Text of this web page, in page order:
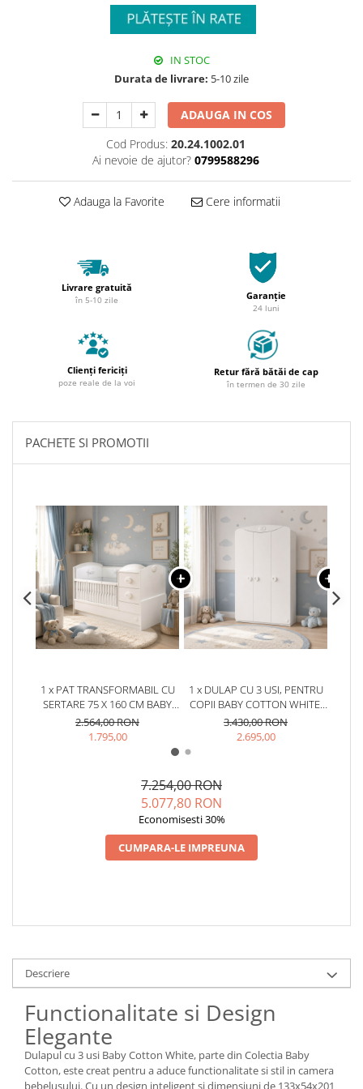
IN STOC
Durata de livrare: 5-10 zile
ADAUGA IN COS
Cod Produs: 20.24.1002.01
Ai nevoie de ajutor? 0799588296
Adauga la Favorite Cere informatii
Livrare gratuită
în 5-10 zile Garanție
24 luni
Clienți fericiți
poze reale de la voi
Retur fără bătăi de cap
în termen de 30 zile
PACHETE SI PROMOTII
1 x PAT TRANSFORMABIL CU
SERTARE 75 X 160 CM BABY
COTTON WHITE
2.564,00 RON
1.795,00
1 x DULAP CU 3 USI, PENTRU
COPII BABY COTTON WHITE,
133X54X201 CM
3.430,00 RON
2.695,00
7.254,00 RON
5.077,80 RON
Economisesti 30%
CUMPARA-LE IMPREUNA
Descriere
Functionalitate si Design
Elegante
Dulapul cu 3 usi Baby Cotton White, parte din Colectia Baby
Cotton, este creat pentru a aduce functionalitate si stil in camera
bebelusului. Cu un design inteligent si dimensiuni de 133x54x201